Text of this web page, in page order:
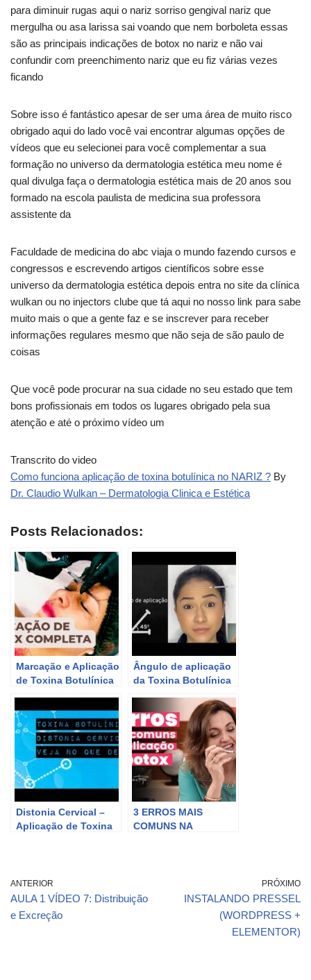
para diminuir rugas aqui o nariz sorriso gengival nariz que
mergulha ou asa larissa sai voando que nem borboleta essas
são as principais indicações de botox no nariz e não vai
confundir com preenchimento nariz que eu fiz várias vezes
ficando
Sobre isso é fantástico apesar de ser uma área de muito risco
obrigado aqui do lado você vai encontrar algumas opções de
vídeos que eu selecionei para você complementar a sua
formação no universo da dermatologia estética meu nome é
qual divulga faça o dermatologia estética mais de 20 anos sou
formado na escola paulista de medicina sua professora
assistente da
Faculdade de medicina do abc viaja o mundo fazendo cursos e
congressos e escrevendo artigos científicos sobre esse
universo da dermatologia estética depois entra no site da clínica
wulkan ou no injectors clube que tá aqui no nosso link para sabe
muito mais o que a gente faz e se inscrever para receber
informações regulares mesmo que não seja de são paulo de
coisas
Que você pode procurar na sua cidade no seu estado que tem
bons profissionais em todos os lugares obrigado pela sua
atenção e até o próximo vídeo um
Transcrito do video
Como funciona aplicação de toxina botulínica no NARIZ ? By
Dr. Claudio Wulkan – Dermatologia Clinica e Estética
Posts Relacionados:
Marcação e Aplicação
de Toxina Botulínica
Ângulo de aplicação
da Toxina Botulínica
Distonia Cervical –
Aplicação de Toxina
3 ERROS MAIS
COMUNS NA
ANTERIOR
AULA 1 VÍDEO 7: Distribuição
e Excreção
PRÓXIMO
INSTALANDO PRESSEL
(WORDPRESS +
ELEMENTOR)